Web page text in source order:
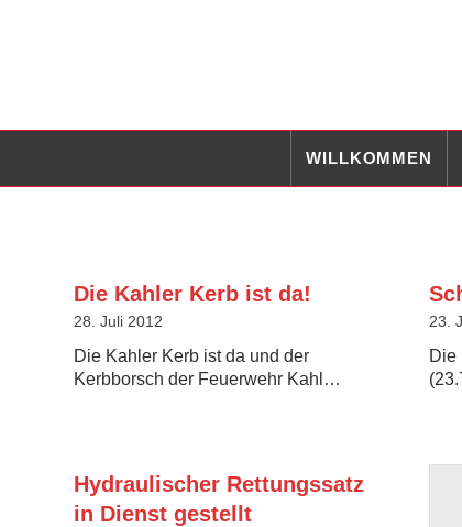
WILLKOMMEN
Die Kahler Kerb ist da!
28. Juli 2012
Die Kahler Kerb ist da und der
Kerbborsch der Feuerwehr Kahl…
23.
Die
Hydraulischer Rettungssatz
in Dienst gestellt